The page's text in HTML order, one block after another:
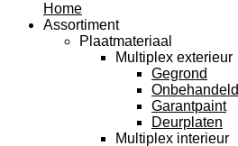
Home
Assortiment
Plaatmateriaal
Multiplex exterieur
Gegrond
Onbehandeld
Garantpaint
Deurplaten
Multiplex interieur